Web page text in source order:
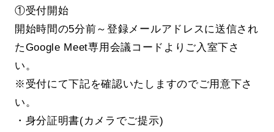
①受付開始
開始時間の5分前～登録メールアドレスに送信され
たGoogle Meet専用会議コードよりご入室下さ
い。
※受付にて下記を確認いたしますのでご用意下さ
い。
・身分証明書(カメラでご提示)